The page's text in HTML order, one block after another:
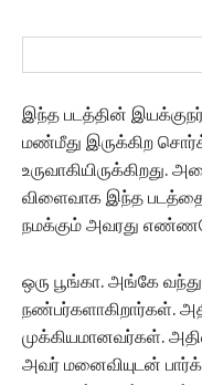
இந்த படத்தின் இயக்குநர்
மண்மீது இருக்கிற
விளைவாக இந்த படத்தை
நமக்கும் அவரது
ஒரு பூங்கா. அங்கே
நண்பர்களாகிறார்கள்.
முக்கியமானவர்கள்.
அவர் மனைவியுடன்